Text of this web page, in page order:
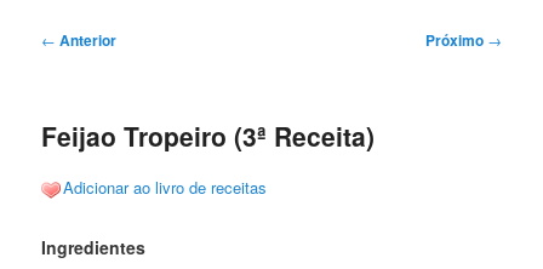
Navegação
← Anterior Próximo →
Feijao Tropeiro (3ª Receita)
Adicionar ao livro de receitas
Ingredientes